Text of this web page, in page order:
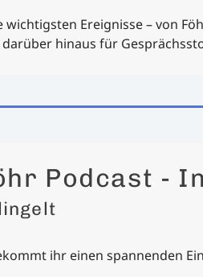
Ereignisse – von
hinaus für
Podcast -
ihr einen spannenden